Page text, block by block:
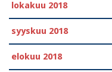
lokakuu 2018
syyskuu 2018
elokuu 2018